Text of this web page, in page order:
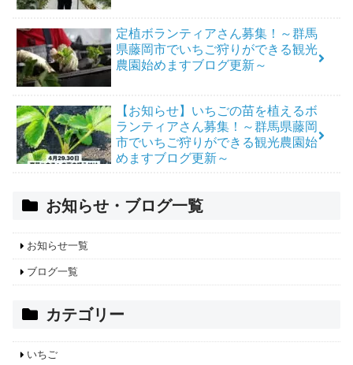
定植ボランティアさん募集！～群馬
県藤岡市でいちご狩りができる観光
農園始めますブログ更新～
【お知らせ】いちごの苗を植えるボ
ランティアさん募集！～群馬県藤岡
市でいちご狩りができる観光農園始
めますブログ更新～
お知らせ・ブログ一覧
お知らせ一覧
ブログ一覧
カテゴリー
いちご